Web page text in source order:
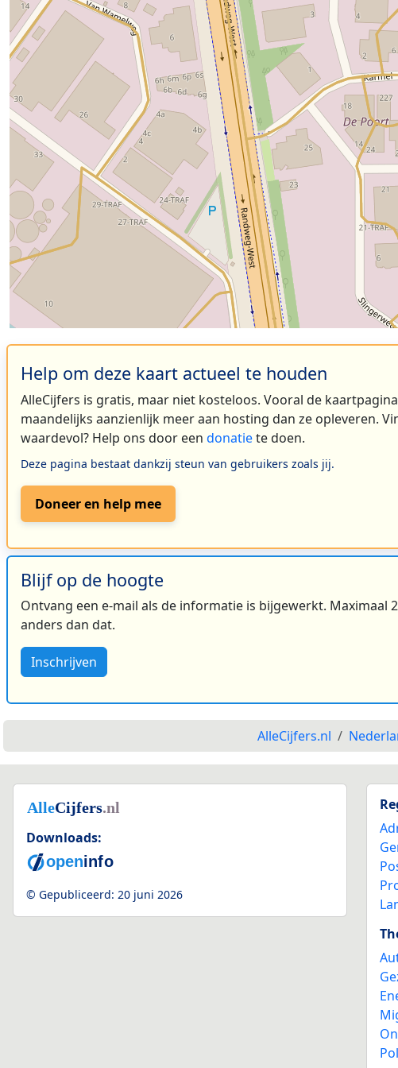
Help om deze kaart actueel te houden
AlleCijfers is gratis, maar niet kosteloos. Vooral de
maandelijks aanzienlijk meer aan hosting dan ze opleveren.
waardevol? Help ons door een donatiete doen.
Deze pagina bestaat dankzij steun van gebruikers zoals jij.
Doneer en help mee
Blijf op de hoogte
Ontvang een e-mail als de informatie is bijgewerkt. Maximaal
anders dan dat.
Inschrijven
AlleCijfers.nl
Downloads:
© Gepubliceerd: 20 juni 2026